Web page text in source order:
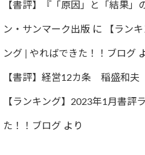
【書評】『「原因」と「結果」
ン・サンマーク出版 に 【ラン
ング | やればできた！！ブログ
【書評】経営12カ条 稲盛和夫
【ランキング】2023年1月書評
た！！ブログ より